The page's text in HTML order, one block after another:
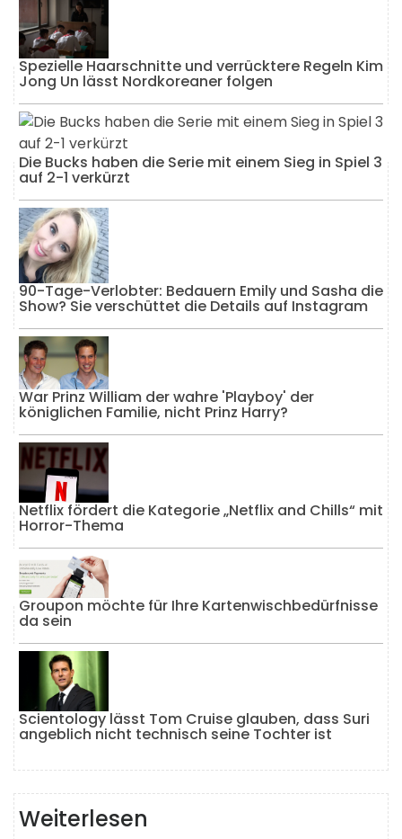
Spezielle Haarschnitte und verrücktere Regeln Kim
Jong Un lässt Nordkoreaner folgen
Die Bucks haben die Serie mit einem Sieg in Spiel 3
auf 2-1 verkürzt
90-Tage-Verlobter: Bedauern Emily und Sasha die
Show? Sie verschüttet die Details auf Instagram
War Prinz William der wahre 'Playboy' der
königlichen Familie, nicht Prinz Harry?
Netflix fördert die Kategorie „Netflix and Chills“ mit
Horror-Thema
Groupon möchte für Ihre Kartenwischbedürfnisse
da sein
Scientology lässt Tom Cruise glauben, dass Suri
angeblich nicht technisch seine Tochter ist
Weiterlesen